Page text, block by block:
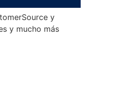
y
y mucho más